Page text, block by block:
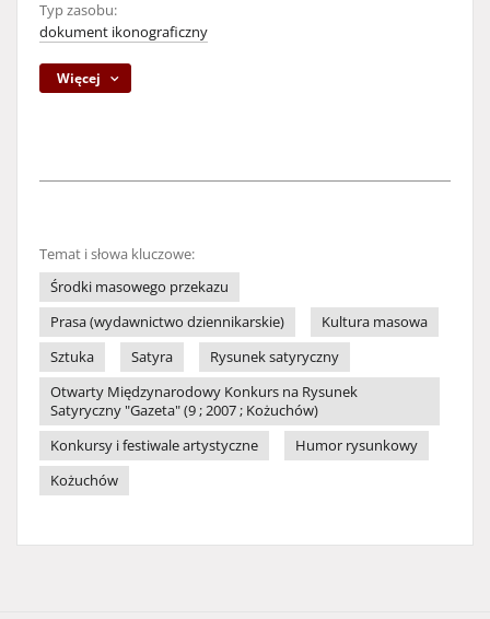
Typ zasobu:
dokument ikonograficzny
Więcej
Temat i słowa kluczowe:
Środki masowego przekazu
Prasa (wydawnictwo dziennikarskie)
Kultura masowa
Sztuka
Satyra
Rysunek satyryczny
Otwarty Międzynarodowy Konkurs na Rysunek
Satyryczny "Gazeta" (9 ; 2007 ; Kożuchów)
Konkursy i festiwale artystyczne
Humor rysunkowy
Kożuchów